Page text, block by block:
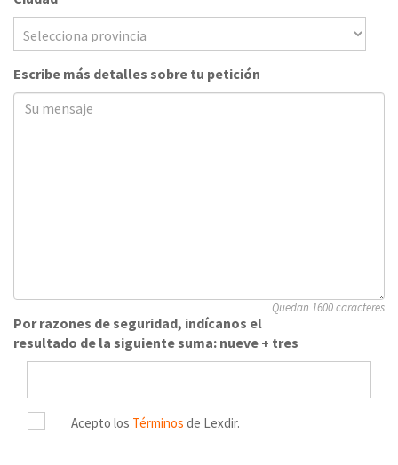
Escribe más detalles sobre tu petición
Quedan 1600 caracteres
Por razones de seguridad, indícanos el
resultado de la siguiente suma: nueve + tres
Acepto los Términos de Lexdir.